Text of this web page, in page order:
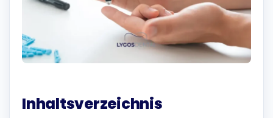
Inhaltsverzeichnis